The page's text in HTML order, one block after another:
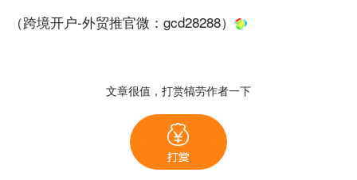
（跨境开户-外贸推官微： gcd28288）
文章很值，打赏犒劳作者一下